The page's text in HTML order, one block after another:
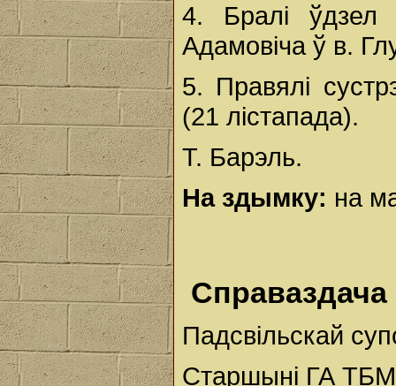
4. Бралі ўдзел
Адамовіча ў в.
5. Правялі
(21 лістапада).
Т. Барэль.
На здымку: на
Справаздача
Падсвільскай
Старшыні ГА ТБМ